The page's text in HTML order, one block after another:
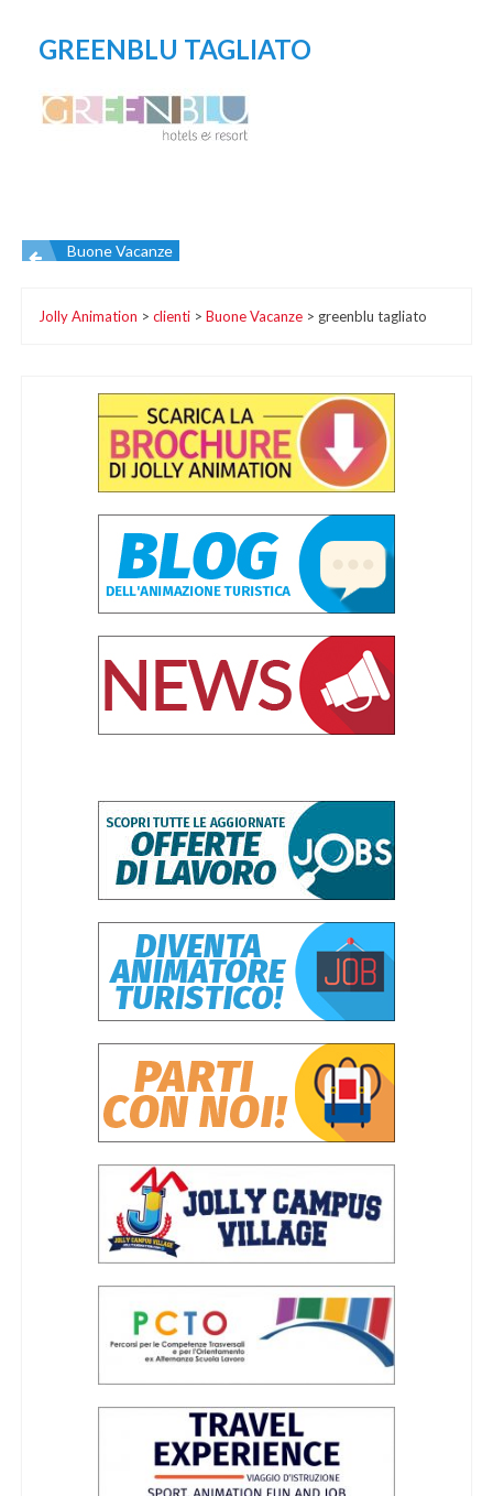
GREENBLU TAGLIATO
Navigazione
Buone Vacanze
Jolly Animation > clienti > Buone Vacanze > greenblu tagliato